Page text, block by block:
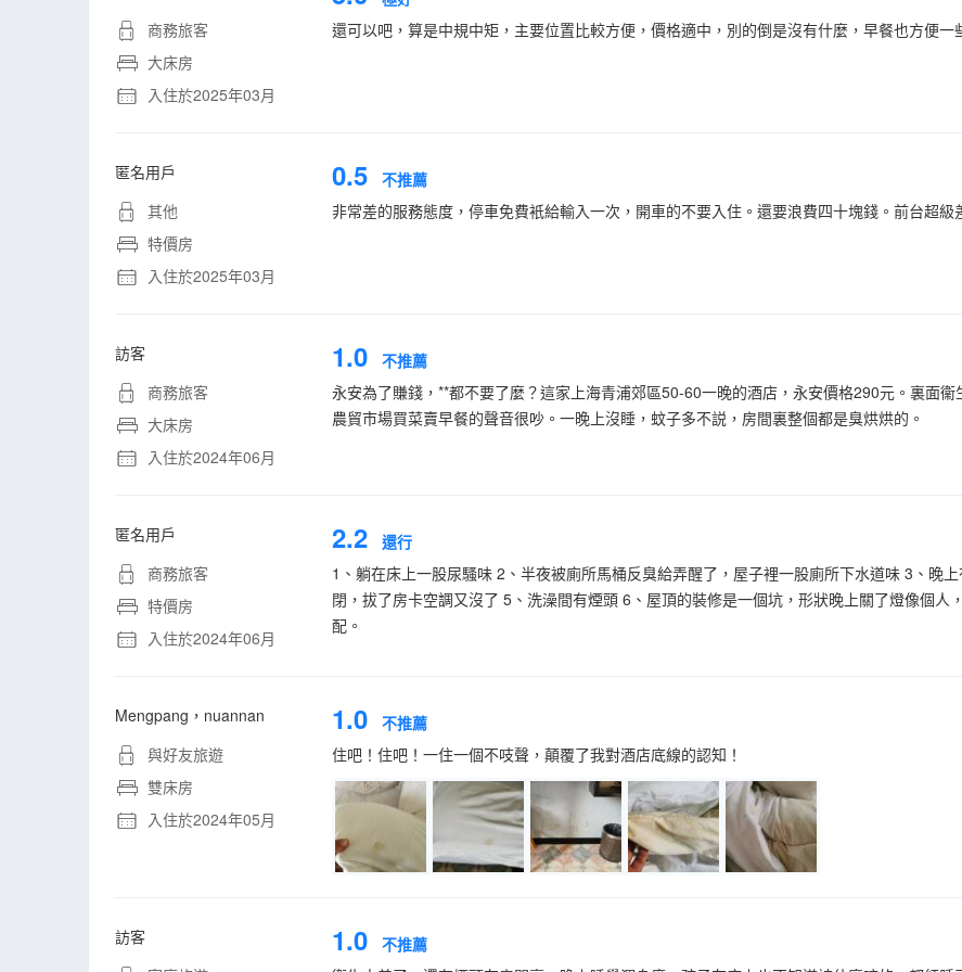
商務旅客
大床房
入住於2025年03月
還可以吧，算是中規中矩，主要位置比較方便，價格適中，別的倒是沒有什麼，早餐也方便一
匿名用戶
其他
特價房
入住於2025年03月
0.5 不推薦
非常差的服務態度，停車免費衹給輸入一次，開車的不要入住。還要浪費四十塊錢。前台超級
訪客
商務旅客
大床房
入住於2024年06月
1.0 不推薦
永安為了賺錢，**都不要了麼？這家上海青浦郊區50-60一晚的酒店，永安價格290元。裏面
農貿市場買菜賣早餐的聲音很吵。一晚上沒睡，蚊子多不説，房間裏整個都是臭烘烘的。
匿名用戶
商務旅客
特價房
入住於2024年06月
2.2 還行
1、躺在床上一股尿騷味 2、半夜被廁所馬桶反臭給弄醒了，屋子裡一股廁所下水道味 3、晚
閉，拔了房卡空調又沒了 5、洗澡間有煙頭 6、屋頂的裝修是一個坑，形狀晚上關了燈像個人
配。
Mengpang，nuannan
與好友旅遊
雙床房
入住於2024年05月
1.0 不推薦
住吧！住吧！一住一個不吱聲，顛覆了我對酒店底線的認知！
訪客
1.0 不推薦